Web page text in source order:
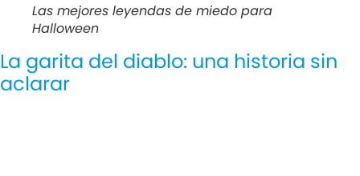
Las mejores leyendas de miedo para
Halloween
La garita del diablo: una historia sin
aclarar